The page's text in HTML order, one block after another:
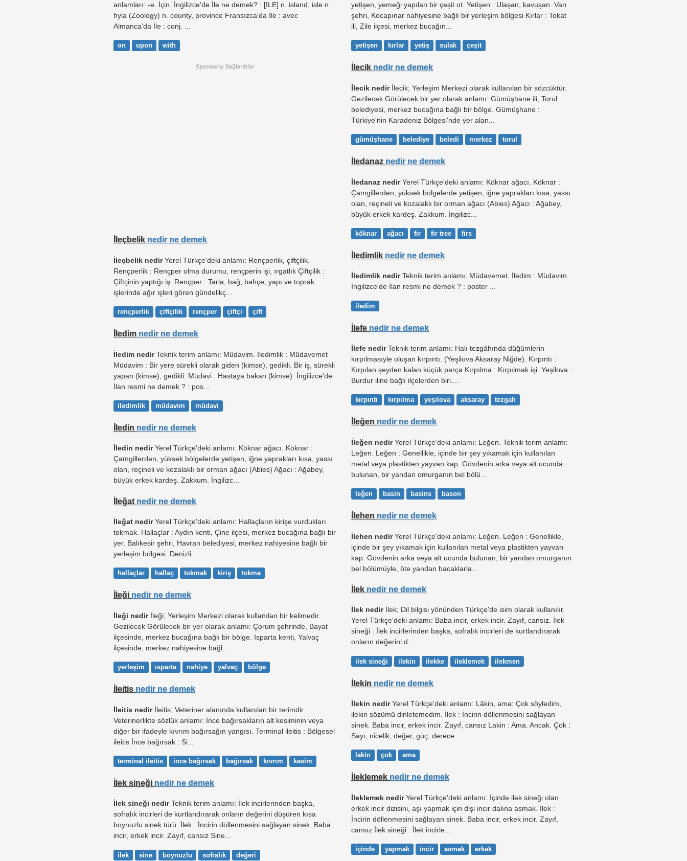
anlamları: -e. İçin. İngilizce'de İle ne demek? : [ILE] n. island, isle n.
hyla (Zoology) n. county, province Fransızca'da İle : avec
Almanca'da İle : conj. ...
on upon with
İleçbelik nedir ne demek
İleçbelik nedirYerel Türkçe'deki anlamı: Rençperlik, çiftçilik.
Rençperlik : Rençper olma durumu, rençperin işi, ırgatlık Çiftçilik :
Çiftçinin yaptığı iş. Rençper : Tarla, bağ, bahçe, yapı ve toprak
işlerinde ağır işleri gören gündelikç...
rençperlik çiftçilik rençper çiftçi çift
İledim nedir ne demek
İledim nedirTeknik terim anlamı: Müdavim. İledimlik : Müdavemet
Müdavim : Bir yere sürekli olarak giden (kimse), gedikli. Bir iş, sürekli
yapan (kimse), gedikli. Müdavi : Hastaya bakan (kimse). İngilizce'de
İlan resmi ne demek ? : pos...
iledimlik müdavim müdavi
İledin nedir ne demek
İledin nedirYerel Türkçe'deki anlamı: Köknar ağacı. Köknar :
Çamgillerden, yüksek bölgelerde yetişen, iğne yaprakları kısa, yassı
olan, reçineli ve kozalaklı bir orman ağacı (Abies) Ağacı : Ağabey,
büyük erkek kardeş. Zakkum. İngilizc...
İleğat nedir ne demek
İleğat nedirYerel Türkçe'deki anlamı: Hallaçların kirişe vurdukları
tokmak. Hallaçlar : Aydın kenti, Çine ilçesi, merkez bucağına bağlı bir
yer. Balıkesir şehri, Havran belediyesi, merkez nahiyesine bağlı bir
yerleşim bölgesi. Denizli...
hallaçlar hallaç tokmak kiriş tokma
İleği nedir ne demek
İleği nedirİleği; Yerleşim Merkezi olarak kullanılan bir kelimedir.
Gezilecek Görülecek bir yer olarak anlamı: Çorum şehrinde, Bayat
ilçesinde, merkez bucağına bağlı bir bölge. Isparta kenti, Yalvaç
ilçesinde, merkez nahiyesine bağl...
yerleşim ısparta nahiye yalvaç bölge
İleitis nedir ne demek
İleitis nedirİleitis; Veteriner alanında kullanılan bir terimdir.
Veterinerlikte sözlük anlamı: İnce bağırsakların alt kesiminin veya
diğer bir ifadeyle kıvrım bağırsağın yangısı. Terminal ileitis : Bölgesel
ileitis İnce bağırsak : Si...
terminal ileitis ince bağırsak bağırsak kıvrım kesim
İlek sineği nedir ne demek
İlek sineği nedirTeknik terim anlamı: İlek incirlerinden başka,
sofralık incirleri de kurtlandırarak onların değerini düşüren kısa
boynuzlu sinek türü. İlek : İncirin döllenmesini sağlayan sinek. Baba
incir, erkek incir. Zayıf, cansız Sine...
ilek sine boynuzlu sofralık değeri
yetişen, yemeği yapılan bir çeşit ot. Yetişen : Ulaşan, kavuşan. Van
şehri, Kocapınar nahiyesine bağlı bir yerleşim bölgesi Kırlar : Tokat
ili, Zile ilçesi, merkez bucağın...
yetişen kırlar yetiş sulak çeşit
İlecik nedir ne demek
İlecik nedirİlecik; Yerleşim Merkezi olarak kullanılan bir sözcüktür.
Gezilecek Görülecek bir yer olarak anlamı: Gümüşhane ili, Torul
belediyesi, merkez bucağına bağlı bir bölge. Gümüşhane :
Türkiye'nin Karadeniz Bölgesi'nde yer alan...
gümüşhane belediye beledi merkez torul
İledanaz nedir ne demek
İledanaz nedirYerel Türkçe'deki anlamı: Köknar ağacı. Köknar :
Çamgillerden, yüksek bölgelerde yetişen, iğne yaprakları kısa, yassı
olan, reçineli ve kozalaklı bir orman ağacı (Abies) Ağacı : Ağabey,
büyük erkek kardeş. Zakkum. İngilizc...
köknar ağacı fir fir tree firs
İledimlik nedir ne demek
İledimlik nedirTeknik terim anlamı: Müdavemet. İledim : Müdavim
İngilizce'de İlan resmi ne demek ? : poster ...
iledim
İlefe nedir ne demek
İlefe nedirTeknik terim anlamı: Halı tezgâhında düğümlerin
kırpılmasıyle oluşan kırpıntı. (Yeşilova Aksaray Niğde). Kırpıntı :
Kırpılan şeyden kalan küçük parça Kırpılma : Kırpılmak işi. Yeşilova :
Burdur iline bağlı ilçelerden biri....
kırpıntı kırpılma yeşilova aksaray tezgah
İleğen nedir ne demek
İleğen nedirYerel Türkçe'deki anlamı: Leğen. Teknik terim anlamı:
Leğen. Leğen : Genellikle, içinde bir şey yıkamak için kullanılan
metal veya plastikten yayvan kap. Gövdenin arka veya alt ucunda
bulunan, bir yandan omurganın bel bölü...
leğen basin basins bason
İlehen nedir ne demek
İlehen nedirYerel Türkçe'deki anlamı: Leğen. Leğen : Genellikle,
içinde bir şey yıkamak için kullanılan metal veya plastikten yayvan
kap. Gövdenin arka veya alt ucunda bulunan, bir yandan omurganın
bel bölümüyle, öte yandan bacaklarla...
İlek nedir ne demek
İlek nedirİlek; Dil bilgisi yönünden Türkçe'de isim olarak kullanılır.
Yerel Türkçe'deki anlamı: Baba incir, erkek incir. Zayıf, cansız. İlek
sineği : İlek incirlerinden başka, sofralık incirleri de kurtlandırarak
onların değerini d...
ilek sineği ilekin ilekke ileklemek ilekmen
İlekin nedir ne demek
İlekin nedirYerel Türkçe'deki anlamı: Lâkin, ama: Çok söyledim,
ilekin sözümü dinletemedim. İlek : İncirin döllenmesini sağlayan
sinek. Baba incir, erkek incir. Zayıf, cansız Lakin : Ama. Ancak. Çok :
Sayı, nicelik, değer, güç, derece...
lakin çok ama
İleklemek nedir ne demek
İleklemek nedirYerel Türkçe'deki anlamı: İçinde ilek sineği olan
erkek incir dizisini, aşı yapmak için dişi incir dalına asmak. İlek :
İncirin döllenmesini sağlayan sinek. Baba incir, erkek incir. Zayıf,
cansız İlek sineği : İlek incirle...
içinde yapmak incir asmak erkek